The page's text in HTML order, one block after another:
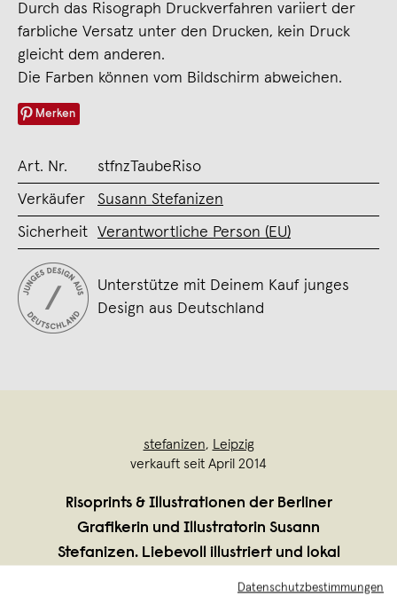
Durch das Risograph Druckverfahren variiert der
farbliche Versatz unter den Drucken, kein Druck
gleicht dem anderen.
Die Farben können vom Bildschirm abweichen.
Merken
Art. Nr. stfnzTaubeRiso
Verkäufer Susann Stefanizen
Sicherheit Verantwortliche Person (EU)
Unterstütze mit Deinem Kauf junges
Design aus Deutschland
stefanizen,
Leipzig
verkauft seit April 2014
Risoprints & Illustrationen der Berliner
Grafikerin und Illustratorin Susann
Stefanizen. Liebevoll illustriert und lokal
Datenschutzbestimmungen